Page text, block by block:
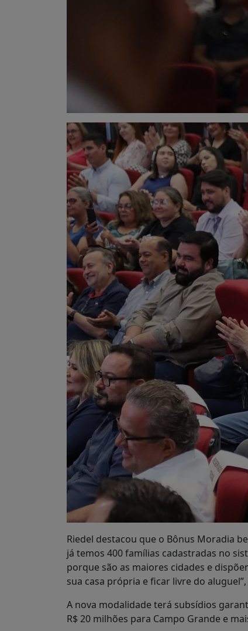
Riedel destacou que o Bônus Moradia
já temos 400 famílias cadastradas no
porque são as maiores cidades e
sua casa própria e ficar livre do
A nova modalidade terá subsídios
R$ 20 milhões para Campo Grande e